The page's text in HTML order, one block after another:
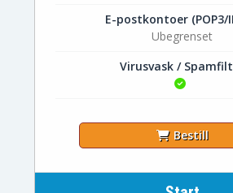
E-postkontoer (POP3/
Ubegrenset
Virusvask /
Bestill